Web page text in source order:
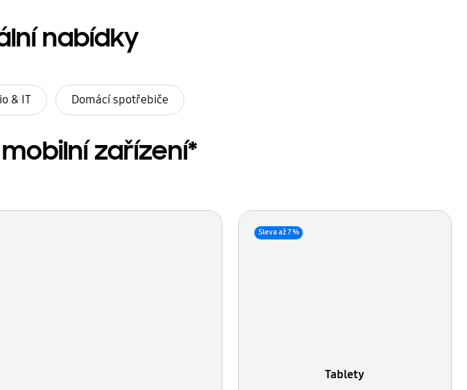
nabídky
& IT Domácí spotřebiče
mobilní zařízení*
Sleva až 7 %
Tablety